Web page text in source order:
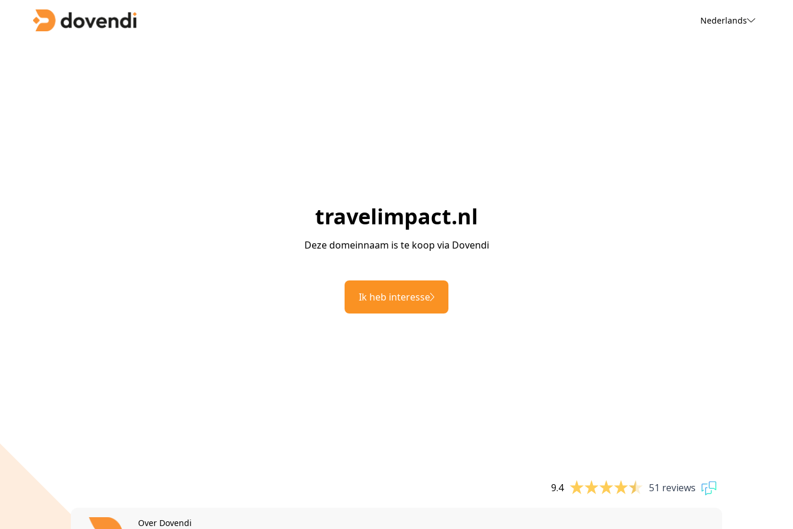
Nederlands
travelimpact.nl
Deze domeinnaam is te koop via Dovendi
Ik heb interesse
9.4 51 reviews
Over Dovendi